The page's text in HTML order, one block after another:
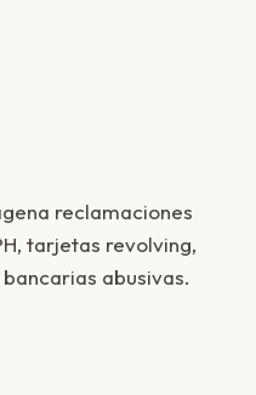
reclamaciones
tarjetas revolving,
abusivas.